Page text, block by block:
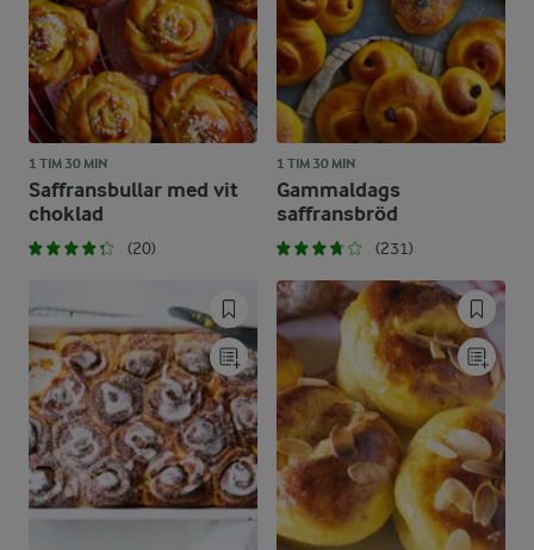
1 TIM 30 MIN
Saffransbullar med vit
choklad
(20)
1 TIM 30 MIN
Gammaldags
saffransbröd
(231)